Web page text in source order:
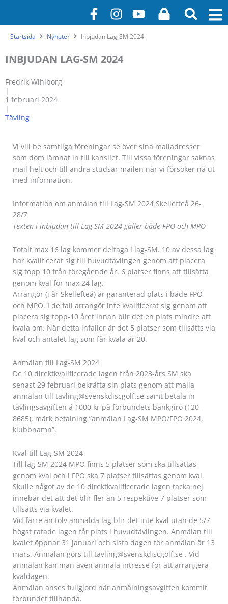
innehåll
F
a
c
b
I
n
s
a
Y
o
u
L
o
Startsida Nyheter Inbjudan Lag-SM 2024
INBJUDAN LAG-SM 2024
Fredrik Wihlborg
|
1 februari 2024
|
Tävling
Vi vill be samtliga föreningar se över sina mailadresser
som dom lämnat in till kansliet. Till vissa föreningar saknas
mail helt och till andra studsar mailen när vi försöker nå ut
med information.
Information om anmälan till Lag-SM 2024 Skellefteå 26-
28/7
Texten i inbjudan till Lag-SM 2024 gäller både FPO och MPO
Totalt max 16 lag kommer deltaga i lag-SM. 10 av dessa lag
har kvalificerat sig till huvudtävlingen genom att placera
sig topp 10 från föregående år. 6 platser finns att tillsätta
genom kval för max 24 lag.
Arrangör (i år Skellefteå) är garanterad plats i både FPO
och MPO. I de fall arrangör inte kvalificerat sig genom att
placera sig topp-10 året innan blir det en plats mindre att
kvala om. När detta infaller är det 5 platser som tillsätts via
kval och antalet lag som får kvala är 20.
Anmälan till Lag-SM 2024
De 10 direktkvalificerade lagen från 2023-års SM ska
senast 29 februari bekräfta sin plats genom att maila
anmälan till tavling@svenskdiscgolf.se samt betala in
tävlingsavgiften á 1000 kr på förbundets bankgiro (120-
8685), märk betalning ”anmälan Lag-SM MPO/FPO 2024,
klubbnamn”.
Kval till Lag-SM 2024
Till lag-SM 2024 MPO finns 5 platser som ska tillsättas
genom kval och i FPO ska 7 platser tillsättas genom kval.
Skulle något av de 10 direktkvalificerade lagen tacka nej
innebär det att det blir fler än 5 respektive 7 platser som
tillsätts via kvalet.
Vid färre än tolv anmälda lag blir det inte kval utan de 5/7
högst ratade lagen får plats i huvudtävlingen. Anmälan till
kvalet öppnar 31 januari och sista dagen för anmälan är 13
mars. Anmälan görs till tavling@svenskdiscgolf.se . Vid
anmälan kan man även anmäla intresse för att arrangera
kvaldagen.
Anmälan anses fullgjord när anmälningsavgiften kommit
förbundet tillhanda.